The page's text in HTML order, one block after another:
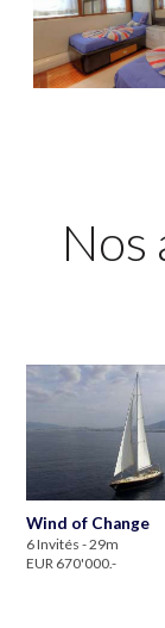
Nos
Wind of Change
6 Invités - 29m
EUR 670'000.-